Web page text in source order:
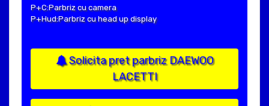
P+C:Parbriz cu camera
P+Hud:Parbriz cu head up display
Solicita pret parbriz DAEWOO
LACETTI